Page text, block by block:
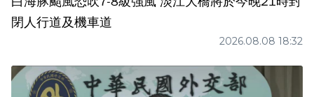
閉人行道及機車道
2026.08.08 18:32